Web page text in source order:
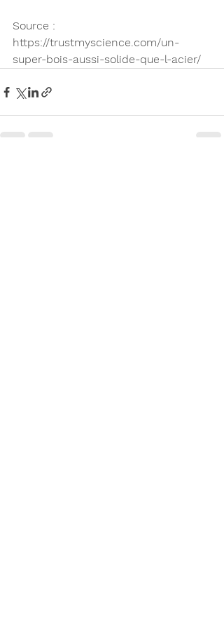
Source :
https://trustmyscience.com/un-
super-bois-aussi-solide-que-l-acier/